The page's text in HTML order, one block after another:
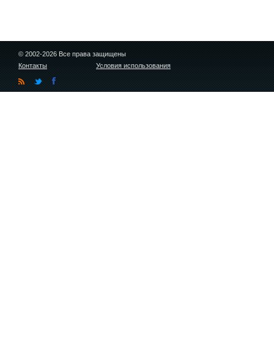
© 2002-2026 Все права защищены
Контакты
Условия использования